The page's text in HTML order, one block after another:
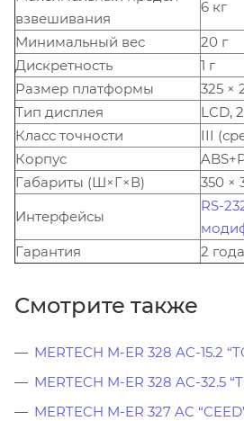
взвешивания
6 кг
Минимальный вес
20 г
Дискретность
1 г
Размер платформы
325 ×
Тип дисплея
LCD,
Класс точности
III
Корпус
Габариты (Ш×Г×В)
350 ×
Интерфейсы
RS-
Гарантия
2 года
Смотрите также
MERTECH M-ER 328 AC-15.2
MERTECH M-ER 328 AC-32.5
MERTECH M-ER 327 AC